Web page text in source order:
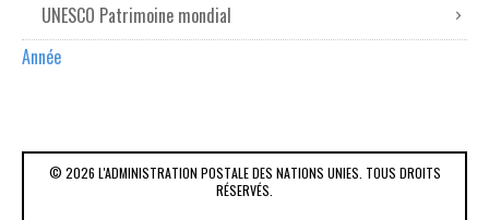
UNESCO Patrimoine mondial
Année
© 2026 L'ADMINISTRATION POSTALE DES NATIONS UNIES. TOUS DROITS
RÉSERVÉS.